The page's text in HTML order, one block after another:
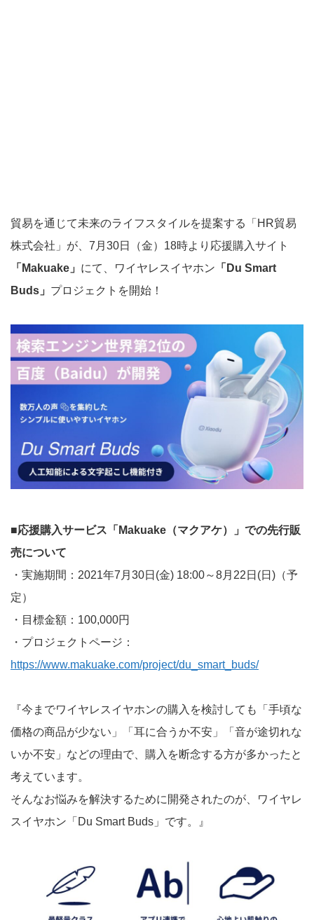
貿易を通じて未来のライフスタイルを提案する「HR貿易
株式会社」が、7月30日（金）18時より応援購入サイト
「Makuake」 にて、ワイヤレスイヤホン 「Du Smart
Buds」 プロジェクトを開始！
■応援購入サービス「Makuake（マクアケ）」での先行販
売について
・実施期間：2021年7月30日(金) 18:00～8月22日(日)（予
定）
・目標金額：100,000円
・プロジェクトページ：
https://www.makuake.com/project/du_smart_buds/
『今までワイヤレスイヤホンの購入を検討しても「手頃な
価格の商品が少ない」「耳に合うか不安」「音が途切れな
いか不安」などの理由で、購入を断念する方が多かったと
考えています。
そんなお悩みを解決するために開発されたのが、ワイヤレ
スイヤホン「Du Smart Buds」です。』